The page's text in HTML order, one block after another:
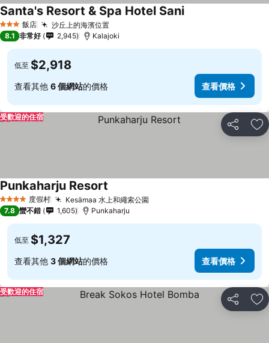
3 星級 飯店 沙丘上的海濱位置
Santa's Resort & Spa Hotel Sani
8.1 非常好 2,945 Kalajoki
低至 $2,918
查看其他 6 個網站的價格 查看價格
分享 加
受歡迎的住宿
4 星級 度假村 Kesämaa 水上和繩索公園
Punkaharju Resort
7.8 蠻不錯 1,605 Punkaharju
低至 $1,327
查看其他 3 個網站的價格 查看價格
分享 加
受歡迎的住宿